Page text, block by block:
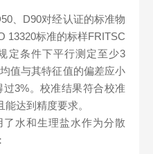
、D90对经认证的标准物
13320标准的标样FRITSC
定条件下平行测定至少3
值与其特征值的偏差应小
3%。校准结果符合校准
达到精度要求。
水和生理盐水作为分散